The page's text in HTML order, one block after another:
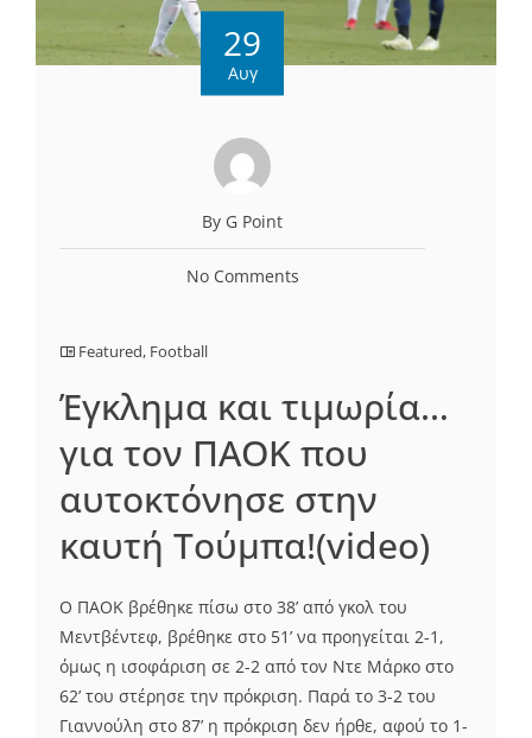
29
Αυγ
By G Point
No Comments
Featured, Football
Έγκλημα και τιμωρία…
για τον ΠΑΟΚ που
αυτοκτόνησε στην
καυτή Τούμπα!(video)
Ο ΠΑΟΚ βρέθηκε πίσω στο 38’ από γκολ του
Μεντβέντεφ, βρέθηκε στο 51’ να προηγείται 2-1,
όμως η ισοφάριση σε 2-2 από τον Ντε Μάρκο στο
62’ του στέρησε την πρόκριση. Παρά το 3-2 του
Γιαννούλη στο 87’ η πρόκριση δεν ήρθε, αφού το 1-